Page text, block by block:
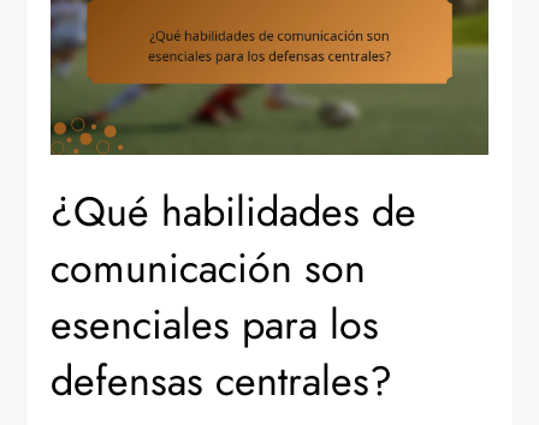
¿Qué habilidades de
comunicación son
esenciales para los
defensas centrales?